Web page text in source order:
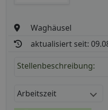
Waghäusel
aktualisiert seit:
Stellenbeschreibung:
Arbeitszeit